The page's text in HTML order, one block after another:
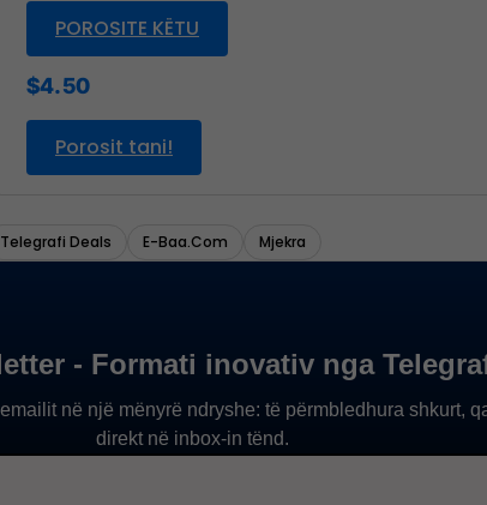
POROSITE KËTU
$4.50
Telegrafi Deals E-Baa.com Mjekra